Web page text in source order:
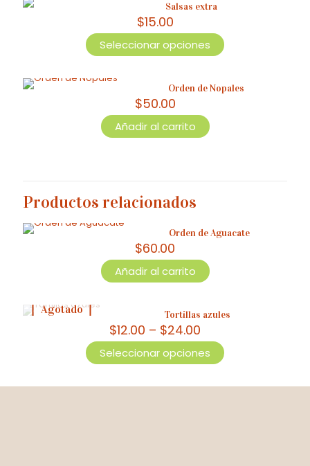
Salsas extra
$15.00
Seleccionar opciones
Este
tiene
opciones
página
de
Orden de Nopales
$50.00
Añadir al carrito
Productos relacionados
Orden de Aguacate
$60.00
Añadir al carrito
Agotado Tortillas azules
$12.00 – $24.00
range:
$12.00
through
$24.00
Seleccionar opciones
Este
tiene